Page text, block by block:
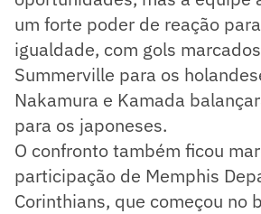
um forte poder de reação
igualdade, com gols
Summerville para os
Nakamura e Kamada
para os japoneses.
O confronto também ficou
participação de Memphis
Corinthians, que começou no